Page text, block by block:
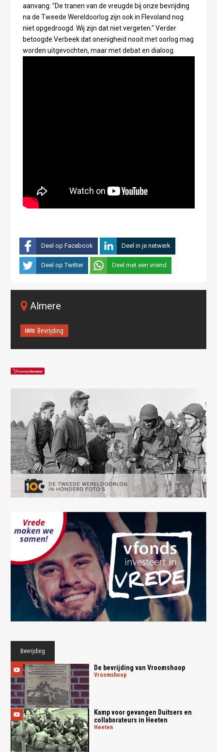
aanvang: "De tranen van de vreugde bij onze bevrijding
na de Tweede Wereldoorlog zijn ook in Flevoland nog
niet opgedroogd. Wij zijn dat niet vergeten." Verder
betoogde Verbeek dat onenigheid nooit met oorlog mag
worden uitgevochten, maar met debat en dialoog.
Deel op Facebook Deel in je netwerk
Deel op Twitter Deel met een vriend
Almere
Bevrijding
Bevrijding
De bevrijding van Vroomshoop
vroomshoop
Kamp voor gevangen Duitsers en
collaborateurs in Heeten
heeten